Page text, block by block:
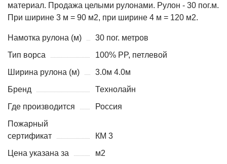
материал. Продажа целыми рулонами. Рулон - 30 пог.м.
При ширине 3 м = 90 м2, при ширине 4 м = 120 м2.
Намотка рулона (м)
30 пог. метров
Тип ворса
100% PP, петлевой
Ширина рулона (м)
3.0м 4.0м
Бренд
Технолайн
Где производится
Россия
Пожарный
сертификат
КМ 3
Цена указана за
м2